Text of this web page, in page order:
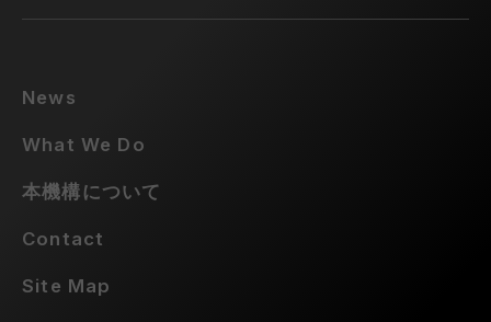
News
What We Do
本機構について
Contact
Site Map